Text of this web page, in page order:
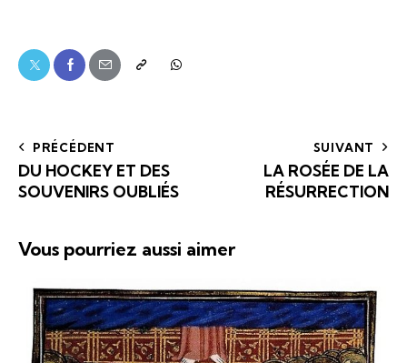
PRÉCÉDENT
DU HOCKEY ET DES
SOUVENIRS OUBLIÉS
SUIVANT
LA ROSÉE DE LA
RÉSURRECTION
Vous pourriez aussi aimer